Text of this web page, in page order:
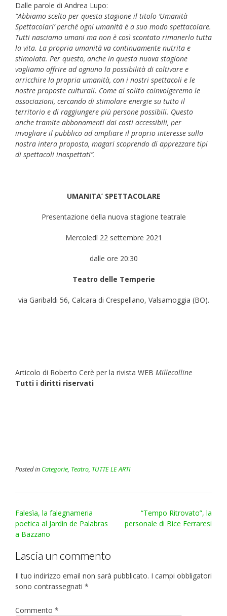
Dalle parole di Andrea Lupo:
“Abbiamo scelto per questa stagione il titolo ‘Umanità
Spettacolari’ perché ogni umanità è a suo modo spettacolare.
Tutti nasciamo umani ma non è così scontato rimanerlo tutta
la vita. La propria umanità va continuamente nutrita e
stimolata. Per questo, anche in questa nuova stagione
vogliamo offrire ad ognuno la possibilità di coltivare e
arricchire la propria umanità, con i nostri spettacoli e le
nostre proposte culturali. Come al solito coinvolgeremo le
associazioni, cercando di stimolare energie su tutto il
territorio e di raggiungere più persone possibili. Questo
anche tramite abbonamenti dai costi accessibili, per
invogliare il pubblico ad ampliare il proprio interesse sulla
nostra intera proposta, magari scoprendo di apprezzare tipi
di spettacoli inaspettati”.
UMANITA’ SPETTACOLARE
Presentazione della nuova stagione teatrale
Mercoledì 22 settembre 2021
dalle ore 20:30
Teatro delle Temperie
via Garibaldi 56, Calcara di Crespellano, Valsamoggia (BO).
Articolo di Roberto Cerè per la rivista WEB Millecolline
Tutti i diritti riservati
Posted in Categorie, Teatro, TUTTE LE ARTI
Post
navigation
Falesìa, la falegnameria
poetica al Jardìn de Palabras
a Bazzano
“Tempo Ritrovato”, la
personale di Bice Ferraresi
Lascia un commento
Il tuo indirizzo email non sarà pubblicato. I campi obbligatori
sono contrassegnati *
Commento *